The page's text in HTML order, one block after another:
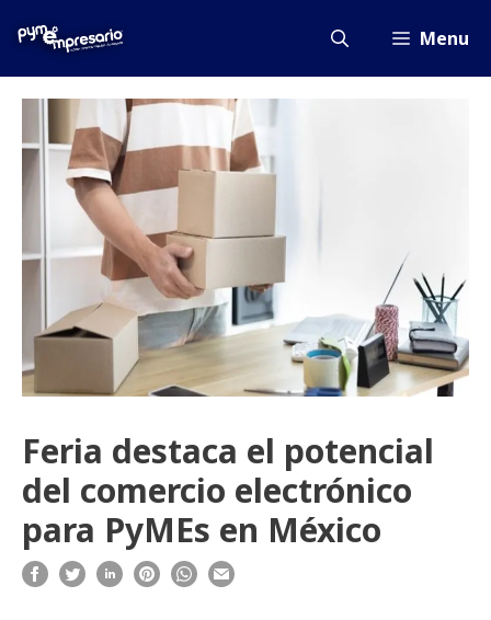
Menu
Feria destaca el potencial
del comercio electrónico
para PyMEs en México